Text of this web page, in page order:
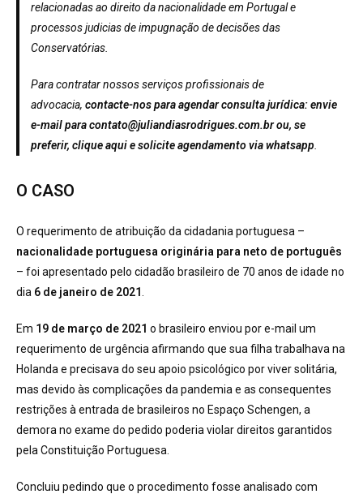
relacionadas ao direito da nacionalidade em Portugal e
processos judicias de impugnação de decisões das
Conservatórias.
Para contratar nossos serviços profissionais de
advocacia, contacte-nos para agendar consulta jurídica: envie
e-mail paracontato@juliandiasrodrigues.com.brou, se
preferir, clique aquie solicite agendamento via whatsapp.
O CASO
O requerimento de atribuição da cidadania portuguesa –
nacionalidade portuguesa originária para neto de português
– foi apresentado pelo cidadão brasileiro de 70 anos de idade no
dia 6 de janeiro de 2021
Em 19 de março de 2021 o brasileiro enviou por e-mail um
requerimento de urgência afirmando que sua filha trabalhava na
Holanda e precisava do seu apoio psicológico por viver solitária,
mas devido às complicações da pandemia e as consequentes
restrições à entrada de brasileiros no Espaço Schengen, a
demora no exame do pedido poderia violar direitos garantidos
pela Constituição Portuguesa.
Concluiu pedindo que o procedimento fosse analisado com